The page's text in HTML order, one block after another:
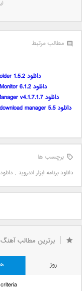
مطالب مرتبط
دانلود Sort2Folder 1.5.2 برنامه مرتب سازی فایل ها اندروید
دانلود Powerful System Monitor 6.1.2 برنامه مانیتورینگ اندروید
دانلود ES File Explorer File Manager v4.1.7.1.7 برنامه فایل منیجر اندروید
برچسب ها
دانلود برنامه ابزار اندرويد ,
برترین مطالب
روز